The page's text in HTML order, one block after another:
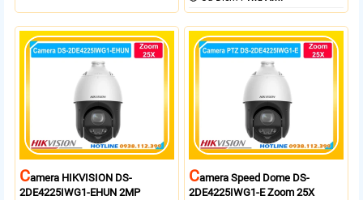
CAmera HIKVISION DS-
2DE4225IWG1-EHUN 2MP
CAmera Speed Dome DS-
2DE4225IWG1-E Zoom 25X